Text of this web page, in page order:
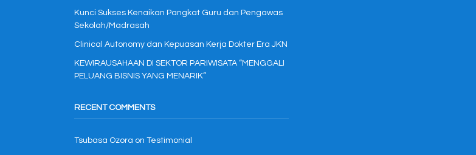
Kunci Sukses Kenaikan Pangkat Guru dan Pengawas
Sekolah/Madrasah
Clinical Autonomy dan Kepuasan Kerja Dokter Era JKN
KEWIRAUSAHAAN DI SEKTOR PARIWISATA “MENGGALI
PELUANG BISNIS YANG MENARIK”
RECENT COMMENTS
Tsubasa Ozora on Testimonial